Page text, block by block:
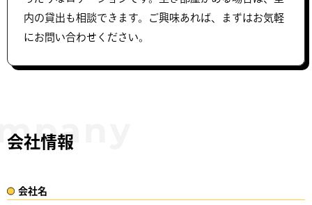
内の貸出も相談できます。ご興味あれば、まずはお気軽
にお問い合わせください。
会社情報
会社名​